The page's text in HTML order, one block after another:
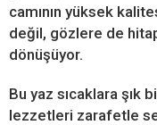
camının yüksek
değil, gözlere de
dönüşüyor.
Bu yaz sıcaklara şık
lezzetleri zarafetle